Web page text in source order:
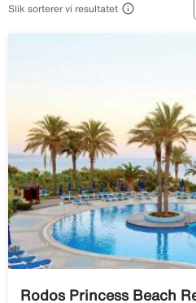
Slik sorterer vi resultatet 
Rodos Princess Beach